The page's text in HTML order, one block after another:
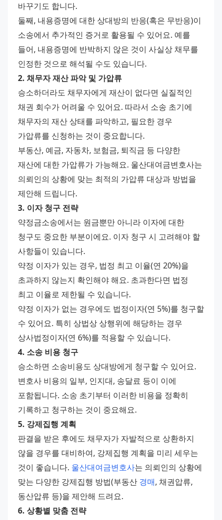
바꾸기도 합니다.
둘째, 내용증명에 대한 상대방의 반응(혹은 무반응)이
소송에서 추가적인 증거로 활용될 수 있어요. 예를
들어, 내용증명에 반박하지 않은 것이 사실상 채무를
인정한 것으로 해석될 수도 있습니다.
2. 채무자 재산 파악 및 가압류
승소하더라도 채무자에게 재산이 없다면 실질적인
채권 회수가 어려울 수 있어요. 따라서 소송 초기에
채무자의 재산 상태를 파악하고, 필요한 경우
가압류를 신청하는 것이 중요합니다.
부동산, 예금, 자동차, 보험금, 퇴직금 등 다양한
재산에 대한 가압류가 가능해요. 울산대여금변호사는
의뢰인의 상황에 맞는 최적의 가압류 대상과 방법을
제안해 드립니다.
3. 이자 청구 전략
약정금소송에서는 원금뿐만 아니라 이자에 대한
청구도 중요한 부분이에요. 이자 청구 시 고려해야 할
사항들이 있습니다.
약정 이자가 있는 경우, 법정 최고 이율(연 20%)을
초과하지 않는지 확인해야 해요. 초과한다면 법정
최고 이율로 제한될 수 있습니다.
약정 이자가 없는 경우에도 법정이자(연 5%)를 청구할
수 있어요. 특히 상법상 상행위에 해당하는 경우
상사법정이자(연 6%)를 적용할 수 있습니다.
4. 소송 비용 청구
승소하면 소송비용도 상대방에게 청구할 수 있어요.
변호사 비용의 일부, 인지대, 송달료 등이 이에
포함됩니다. 소송 초기부터 이러한 비용을 정확히
기록하고 청구하는 것이 중요해요.
5. 강제집행 계획
판결을 받은 후에도 채무자가 자발적으로 상환하지
않을 경우를 대비하여, 강제집행 계획을 미리 세우는
것이 좋습니다. 울산대여금변호사는 의뢰인의 상황에
맞는 다양한 강제집행 방법(부동산 경매, 채권압류,
동산압류 등)을 제안해 드려요.
6. 상황별 맞춤 전략